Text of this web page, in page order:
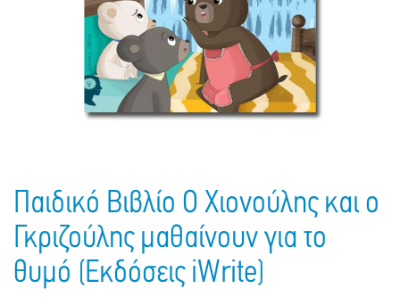
Πακέτα Δώρων
Σακούλες
Τσάντες - Ποδιές - Ομπρέλες
Παιδικό Πάρτι
Παιδικά Είδη
Ημερολόγια - Ατζέντες
Γραφική Ύλη
Είδη Γραφείου
Παιδικό Βιβλίο Ο Χιονούλης και ο
Γκριζούλης μαθαίνουν για το
θυμό (Εκδόσεις iWrite)